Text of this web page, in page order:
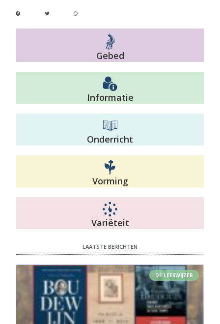
Gebed
Informatie
Onderricht
Vorming
Variëteit
LAATSTE BERICHTEN
DE LEESWIJZER